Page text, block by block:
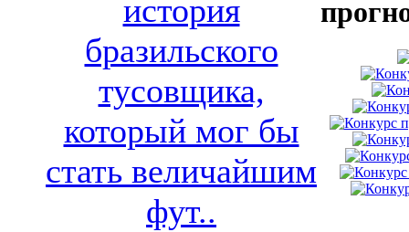
история
бразильского
тусовщика,
который мог бы
стать величайшим
фут..